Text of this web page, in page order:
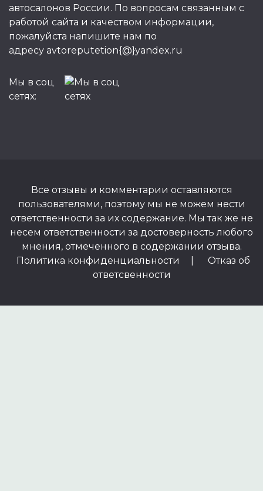
автосалонов России. По вопросам связанным с
работой сайта и качеством информации,
пожалуйста напишите нам по
адресу avtoreputetion{@}yandex.ru
Мы в соц
сетях:
Все отзывы и комментарии оставляются
пользователями, поэтому мы не можем нести
ответственности за их содержание. Мы так же не
несем ответственности за достоверность любого
мнения, отмеченного в содержании отзыва.
Политика конфиденциальности
Отказ об
ответсвенности